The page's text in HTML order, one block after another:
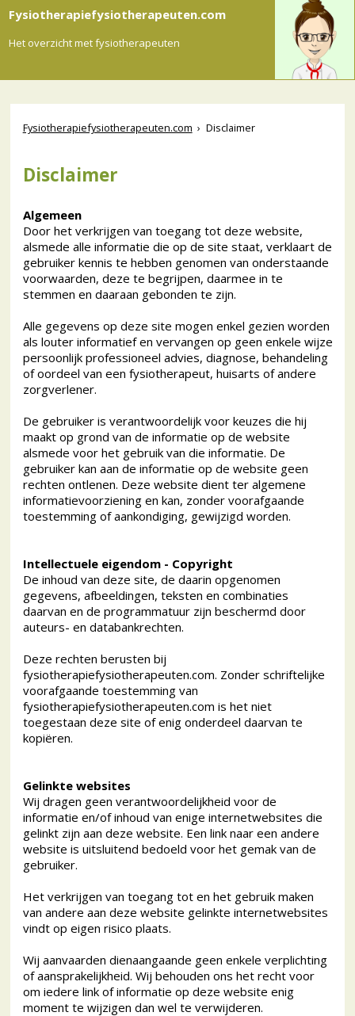
Fysiotherapiefysiotherapeuten.com
Het overzicht met fysiotherapeuten
Fysiotherapiefysiotherapeuten.com › Disclaimer
Disclaimer
Algemeen
Door het verkrijgen van toegang tot deze website,
alsmede alle informatie die op de site staat, verklaart de
gebruiker kennis te hebben genomen van onderstaande
voorwaarden, deze te begrijpen, daarmee in te
stemmen en daaraan gebonden te zijn.
Alle gegevens op deze site mogen enkel gezien worden
als louter informatief en vervangen op geen enkele wijze
persoonlijk professioneel advies, diagnose, behandeling
of oordeel van een fysiotherapeut, huisarts of andere
zorgverlener.
De gebruiker is verantwoordelijk voor keuzes die hij
maakt op grond van de informatie op de website
alsmede voor het gebruik van die informatie. De
gebruiker kan aan de informatie op de website geen
rechten ontlenen. Deze website dient ter algemene
informatievoorziening en kan, zonder voorafgaande
toestemming of aankondiging, gewijzigd worden.
Intellectuele eigendom - Copyright
De inhoud van deze site, de daarin opgenomen
gegevens, afbeeldingen, teksten en combinaties
daarvan en de programmatuur zijn beschermd door
auteurs- en databankrechten.
Deze rechten berusten bij
fysiotherapiefysiotherapeuten.com. Zonder schriftelijke
voorafgaande toestemming van
fysiotherapiefysiotherapeuten.com is het niet
toegestaan deze site of enig onderdeel daarvan te
kopiëren.
Gelinkte websites
Wij dragen geen verantwoordelijkheid voor de
informatie en/of inhoud van enige internetwebsites die
gelinkt zijn aan deze website. Een link naar een andere
website is uitsluitend bedoeld voor het gemak van de
gebruiker.
Het verkrijgen van toegang tot en het gebruik maken
van andere aan deze website gelinkte internetwebsites
vindt op eigen risico plaats.
Wij aanvaarden dienaangaande geen enkele verplichting
of aansprakelijkheid. Wij behouden ons het recht voor
om iedere link of informatie op deze website enig
moment te wijzigen dan wel te verwijderen.